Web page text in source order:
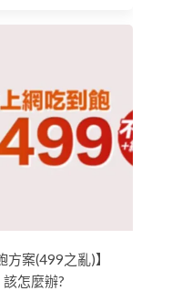
案(499之亂)】
怎麼辦?